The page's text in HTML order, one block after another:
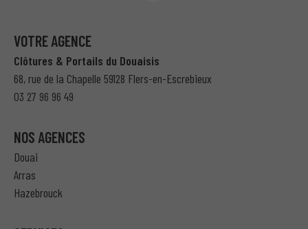
VOTRE AGENCE
Clôtures & Portails du Douaisis
68, rue de la Chapelle 59128 Flers-en-Escrebieux
03 27 96 96 49
NOS AGENCES
Douai
Arras
Hazebrouck